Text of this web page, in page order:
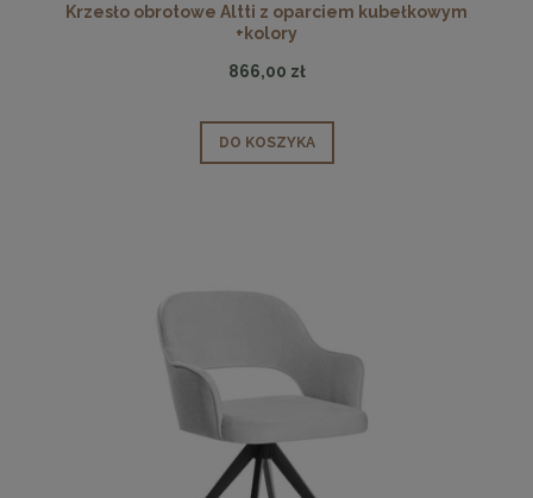
Krzesło obrotowe Altti z oparciem kubełkowym
+kolory
866,00 zł
DO KOSZYKA